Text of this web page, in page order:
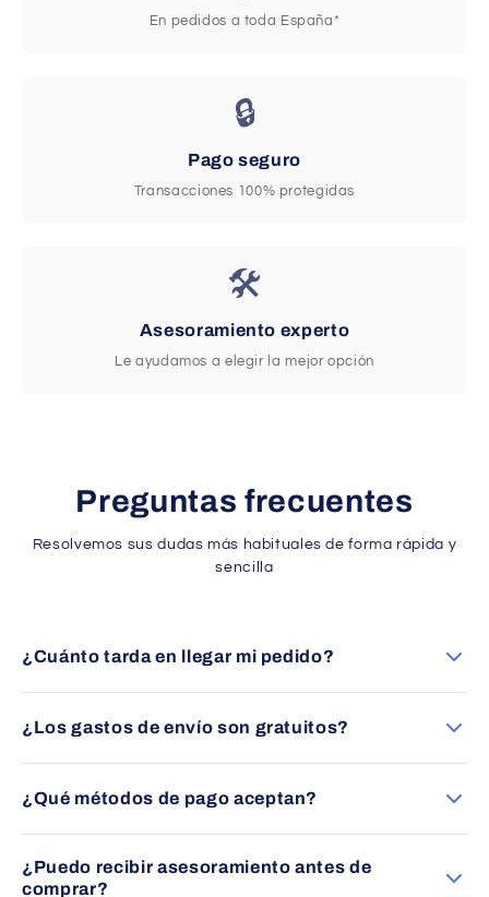
En pedidos a toda España*
🔒
Pago seguro
Transacciones 100% protegidas
🛠️
Asesoramiento experto
Le ayudamos a elegir la mejor opción
Preguntas frecuentes
Resolvemos sus dudas más habituales de forma rápida y
sencilla
¿Cuánto tarda en llegar mi pedido?
horas en España peninsular (excepto Canarias).
¿Los gastos de envío son gratuitos?
dentro de España peninsular. Consulte las condiciones
¿Qué métodos de pago aceptan?
(Visa/Mastercard) o PayPal, siempre con total seguridad.
¿Puedo recibir asesoramiento antes de
comprar?